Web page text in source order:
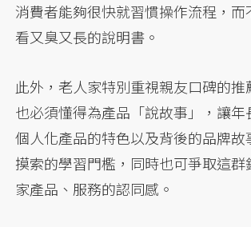
消費者能夠很快就習慣操作流程，
看又臭又長的說明書。
此外，老人家特別重視親友口碑的推
也必須懂得為產品「說故事」，讓
個人化產品的特色以及背後的品牌故
摸索的學習門檻，同時也可爭取這群
家產品、服務的認同感。